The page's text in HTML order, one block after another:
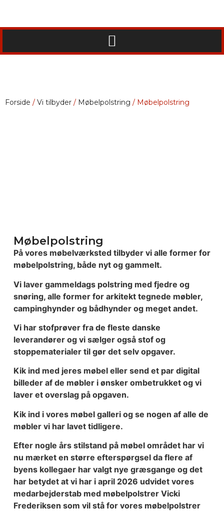
Forside / Vi tilbyder / Møbelpolstring / Møbelpolstring
Møbelpolstring
På vores møbelværksted tilbyder vi alle former for
møbelpolstring, både nyt og gammelt.
Vi laver gammeldags polstring med fjedre og
snøring, alle former for arkitekt tegnede møbler,
campinghynder og bådhynder og meget andet.
Vi har stofprøver fra de fleste danske
leverandører og vi sælger også stof og
stoppematerialer til gør det selv opgaver.
Kik ind med jeres møbel eller send et par digital
billeder af de møbler i ønsker ombetrukket og vi
laver et overslag på opgaven.
Kik ind i vores møbel galleri og se nogen af alle de
møbler vi har lavet tidligere.
Efter nogle års stilstand på møbel området har vi
nu mærket en større efterspørgsel da flere af
byens kollegaer har valgt nye græsgange og det
har betydet at vi har i april 2026 udvidet vores
medarbejderstab med møbelpolstrer Vicki
Frederiksen som vil stå for vores møbelpolstrer